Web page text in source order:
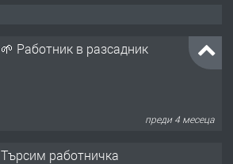
🌱 Работник в разсадник
преди 4 месеца
Търсим работничка